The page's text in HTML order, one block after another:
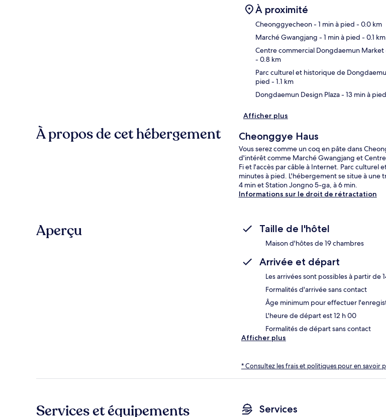
À proximité
Cheonggyecheon- 1 min à pied - 0.0 km
Marché Gwangjang - 1 min à pied - 0.1 km
Centre commercial Dongdaemun Market
- 0.8 km
Parc culturel et historique de
pied - 1.1 km
Dongdaemun Design Plaza- 13 min à pied
Afficher plus
À propos de cet hébergement Cheonggye Haus
Vous serez comme un coq en pâte dans
d'intérêt comme Marché Gwangjang et
Fi et l'accès par câble à Internet. Parc culturel
minutes à pied. L'hébergement se situe à une
4 min et Station Jongno 5-ga, à 6 min.
Informations sur le droit de rétractation
Aperçu Taille de l'hôtel
Maison d'hôtes de 19 chambres
Arrivée et départ
Les arrivées sont possibles à partir de
Formalités d'arrivée sans contact
Âge minimum pour effectuer
L'heure de départ est 12 h 00
Formalités de départ sans contact
Afficher plus
* Consultez les frais et politiques pour en savoir
Services et équipements Services